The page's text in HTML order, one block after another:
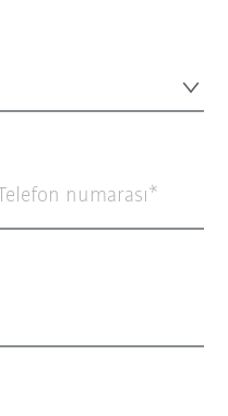
Telefon numarası